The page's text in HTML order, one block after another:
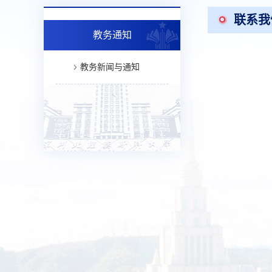
教务通知
教务新闻与通知
联系